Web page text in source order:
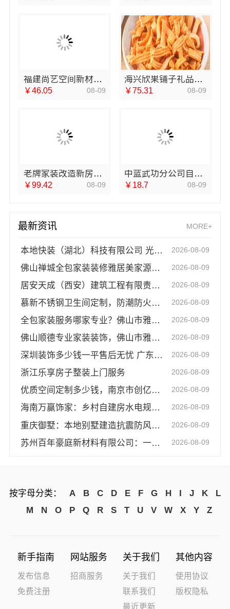
福建尚艺空间新材料科技有限公司新房硬装施工
￥46.05 08-09
海兴欣果铺子礼品礼盒零元加盟费管理费
￥75.31 08-09
老牌家装改造新房整装｜宁波雅美和居建材科技
￥99.42 08-09
中蓝武功分公司自建房全包装修新中式
￥18.7 08-09
最新资讯 MORE+
本地快装（湖北）科技有限公司 光谷极速毛坯房装修省心快装 2026-08-09
佛山禅城全包家装装修雅居美家源头直供品质保障 2026-08-09
居安天成（西安）建筑工程有限责任公司-西安专业装修平层免费量房 2026-08-09
慕新不锈钢卫生间定制，防潮防火全案设计 2026-08-09
全包家装服务哪家专业？佛山市雅居美家建筑装饰工程有限公司全程可视化监管 2026-08-09
佛山顺德专业家装装饰，佛山市雅居美家建筑装饰工程有限公司一站式服务 2026-08-09
深圳装饰多少钱一平售后无忧 广东鼎饰空间装饰 2026-08-09
浙江乐享房子整装上门服务 2026-08-09
优质空间定制多少钱，南京市创亿讯透明报价 2026-08-09
海南万赢饰家：乡村自建房水电规整，规范施工保安全 2026-08-09
重庆御墅：本地别墅建造抗震防风优惠 2026-08-09
苏州百年豪庭新材料有限公司：一站式毛坯房装修施工团队 2026-08-09
按字母分类： A B C D E F G H I J K
L
M
N O P Q R S T U V W X Y Z
新手指南
发布信息
免费注册
网站服务
招商服务
关于我们
关于我们
联系我们
最近更新
其他内容
使用协议
版权隐私